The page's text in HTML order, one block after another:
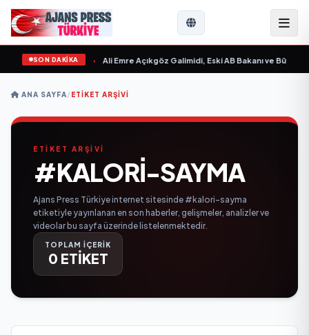
SON DAKİKA
“ yayımlandı Ali Emre Açıkgöz Galimidi, Eski AB Bakanı ve
ANA SAYFA/ETIKET ARŞIVI
ETİKET ARŞİVİ
#KALORI-SAYMA
Ajans Press Türkiye internet sitesinde #kalori-sayma
etiketiyle yayınlanan en son haberler, gelişmeler, analizler ve
videolar bu sayfa üzerinde listelenmektedir.
TOPLAM İÇERİK
0 ETİKET